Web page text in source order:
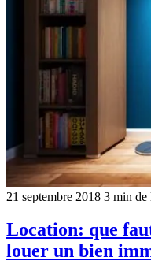
21 septembre 2018 3 min de
Location: que
louer un bien